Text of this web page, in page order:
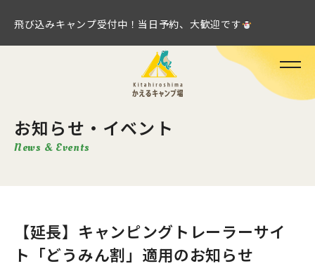
お知らせ・イベント
News & Events
【延長】キャンピングトレーラーサイ
ト「どうみん割」適用のお知らせ